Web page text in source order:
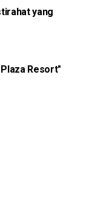
yang
Resort"